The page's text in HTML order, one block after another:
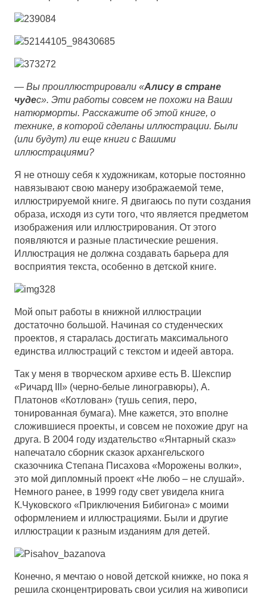
—Вы проиллюстрировали «Алису в стране
чудес». Эти работы совсем не похожи на Ваши
натюрморты. Расскажите об этой книге, о
технике, в которой сделаны иллюстрации. Были
(или будут) ли еще книги с Вашими
иллюстрациями?
Я не отношу себя к художникам, которые постоянно
навязывают свою манеру изображаемой теме,
иллюстрируемой книге. Я двигаюсь по пути создания
образа, исходя из сути того, что является предметом
изображения или иллюстрирования. От этого
появляются и разные пластические решения.
Иллюстрация не должна создавать барьера для
восприятия текста, особенно в детской книге.
Мой опыт работы в книжной иллюстрации
достаточно большой. Начиная со студенческих
проектов, я старалась достигать максимального
единства иллюстраций с текстом и идеей автора.
Так у меня в творческом архиве есть В. Шекспир
«Ричард III» (черно-белые линогравюры), А.
Платонов «Котлован» (тушь сепия, перо,
тонированная бумага). Мне кажется, это вполне
сложившиеся проекты, и совсем не похожие друг на
друга. В 2004 году издательство «Янтарный сказ»
напечатало сборник сказок архангельского
сказочника Степана Писахова «Морожены волки»,
это мой дипломный проект «Не любо – не слушай».
Немного ранее, в 1999 году свет увидела книга
К.Чуковского «Приключения Бибигона» с моими
оформлением и иллюстрациями. Были и другие
иллюстрации к разным изданиям для детей.
Конечно, я мечтаю о новой детской книжке, но пока я
решила сконцентрировать свои усилия на живописи